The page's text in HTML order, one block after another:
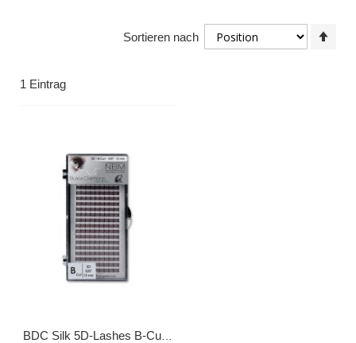
1 Eintrag
Sortieren nach
BDC Silk 5D-Lashes B-Curl 0,07 13mm